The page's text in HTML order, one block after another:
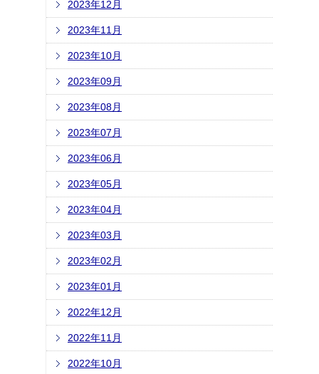
2023年12月
2023年11月
2023年10月
2023年09月
2023年08月
2023年07月
2023年06月
2023年05月
2023年04月
2023年03月
2023年02月
2023年01月
2022年12月
2022年11月
2022年10月